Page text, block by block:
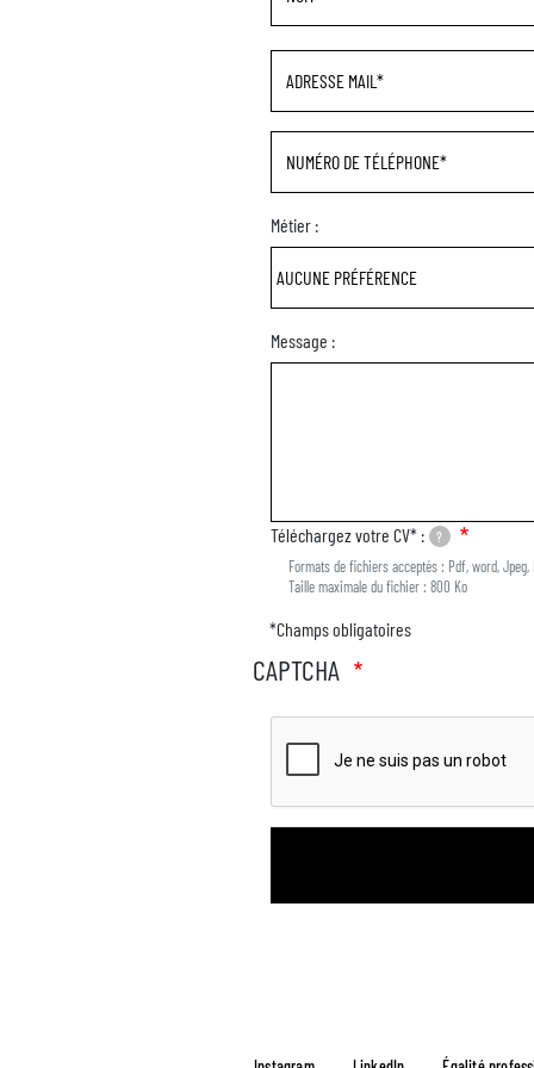
Adresse mail
Métier :
Message :
Téléchargez votre CV* : ?
Formats de fichiers acceptés : Pdf, word, Jpeg,
Taille maximale du fichier : 800 Ko
*Champs obligatoires
CAPTCHA